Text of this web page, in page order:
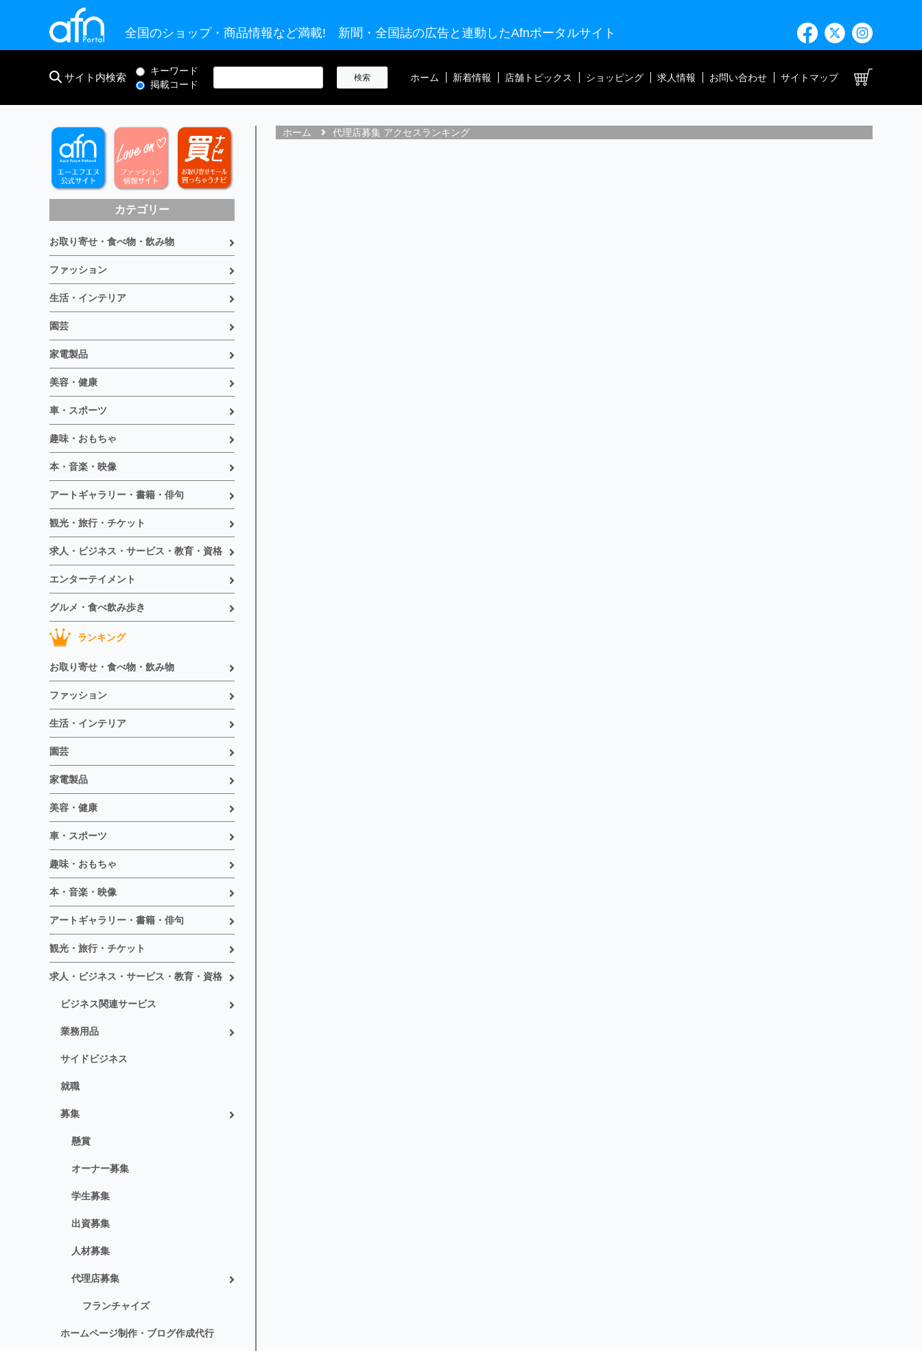
全国のショップ・商品情報など満載! 新聞・全国誌の広告と連動したAfnポータルサイト
サイト内検索
キーワード
掲載コード
ホーム 新着情報 店舗トピックス ショッピング 求人情報 お問い合わせ サイトマップ
カテゴリー
お取り寄せ・食べ物・飲み物
ファッション
生活・インテリア
園芸
家電製品
美容・健康
車・スポーツ
趣味・おもちゃ
本・音楽・映像
アートギャラリー・書籍・俳句
観光・旅行・チケット
求人・ビジネス・サービス・教育・資格
エンターテイメント
グルメ・食べ飲み歩き
ランキング
お取り寄せ・食べ物・飲み物
ファッション
生活・インテリア
園芸
家電製品
美容・健康
車・スポーツ
趣味・おもちゃ
本・音楽・映像
アートギャラリー・書籍・俳句
観光・旅行・チケット
求人・ビジネス・サービス・教育・資格
ビジネス関連サービス
業務用品
サイドビジネス
就職
募集
懸賞
オーナー募集
学生募集
出資募集
人材募集
代理店募集
フランチャイズ
ホームページ制作・ブログ作成代行
ホーム 代理店募集 アクセスランキング